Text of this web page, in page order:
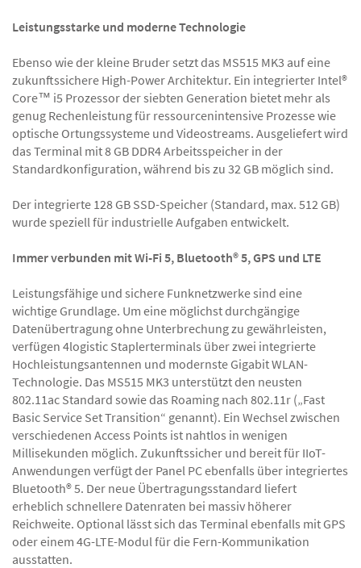
Leistungsstarke und moderne Technologie
Ebenso wie der kleine Bruder setzt das MS515 MK3 auf eine
zukunftssichere High-Power Architektur. Ein integrierter Intel®
Core™ i5 Prozessor der siebten Generation bietet mehr als
genug Rechenleistung für ressourcenintensive Prozesse wie
optische Ortungssysteme und Videostreams. Ausgeliefert wird
das Terminal mit 8 GB DDR4 Arbeitsspeicher in der
Standardkonfiguration, während bis zu 32 GB möglich sind.
Der integrierte 128 GB SSD-Speicher (Standard, max. 512 GB)
wurde speziell für industrielle Aufgaben entwickelt.
Immer verbunden mit Wi-Fi 5, Bluetooth® 5, GPS und LTE
Leistungsfähige und sichere Funknetzwerke sind eine
wichtige Grundlage. Um eine möglichst durchgängige
Datenübertragung ohne Unterbrechung zu gewährleisten,
verfügen 4logistic Staplerterminals über zwei integrierte
Hochleistungsantennen und modernste Gigabit WLAN-
Technologie. Das MS515 MK3 unterstützt den neusten
802.11ac Standard sowie das Roaming nach 802.11r („Fast
Basic Service Set Transition“ genannt). Ein Wechsel zwischen
verschiedenen Access Points ist nahtlos in wenigen
Millisekunden möglich. Zukunftssicher und bereit für IIoT-
Anwendungen verfügt der Panel PC ebenfalls über integriertes
Bluetooth® 5. Der neue Übertragungsstandard liefert
erheblich schnellere Datenraten bei massiv höherer
Reichweite. Optional lässt sich das Terminal ebenfalls mit GPS
oder einem 4G-LTE-Modul für die Fern-Kommunikation
ausstatten.